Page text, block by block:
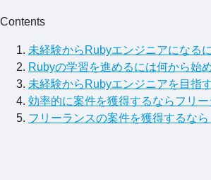
Contents
未経験からRubyエンジニアになる
Rubyの学習を進めるには何から始
未経験からRubyエンジニアを目指
効率的に案件を獲得するならフリ
フリーランスの案件を獲得するなら